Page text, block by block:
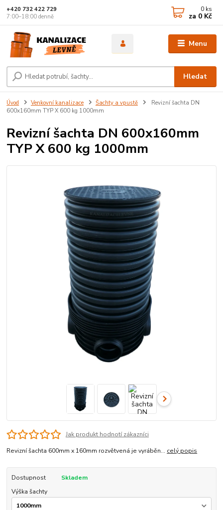
Menu
Hledat
+420 732 422 729
7:00–18:00 denně
0 ks
za 0 Kč
Úvod Venkovní kanalizace Šachty a vpustě
Revizní šachta DN
600x160mm TYP X 600 kg 1000mm
Revizní šachta DN 600x160mm
TYP X 600 kg 1000mm
Jak produkt hodnotí zákazníci
Revizní šachta 600mm x 160mm rozvětvená je vyráběn... celý popis
Dostupnost
Skladem
Výška šachty